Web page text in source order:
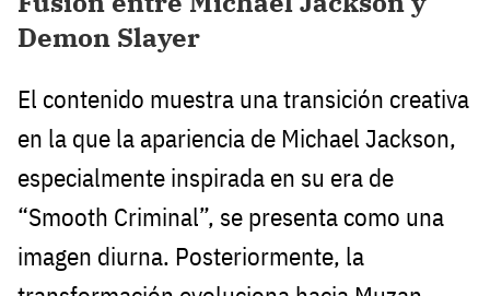
Demon Slayer
El contenido muestra una transición creativa
en la que la apariencia de Michael Jackson,
especialmente inspirada en su era de
“Smooth Criminal”, se presenta como una
imagen diurna. Posteriormente, la